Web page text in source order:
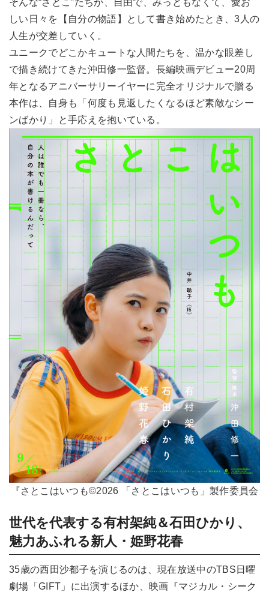
そんな“さとこ”たちが、自由で、みっともなくて、愛お
しい日々を【自分の物語】として書き始めたとき、3人の
人生が交差していく。
ユニークでどこかキュートな人間たちを、温かな眼差し
で描き続けてきた沖田修一監督。長編映画デビュー20周
年となるアニバーサリーイヤーに完全オリジナルで贈る
本作は、自身も「何度も見返したくなるほど素敵なシー
ンばかり」と手応えを抱いている。
『さとこはいつも©2026 「さとこはいつも」製作委員会
世代を代表する有村架純＆石田ひかり、
魅力あふれる新人・姫野花春
35歳の西田沙都子を演じるのは、現在放送中のTBS日曜
劇場「GIFT」に出演するほか、映画『マジカル・シーク